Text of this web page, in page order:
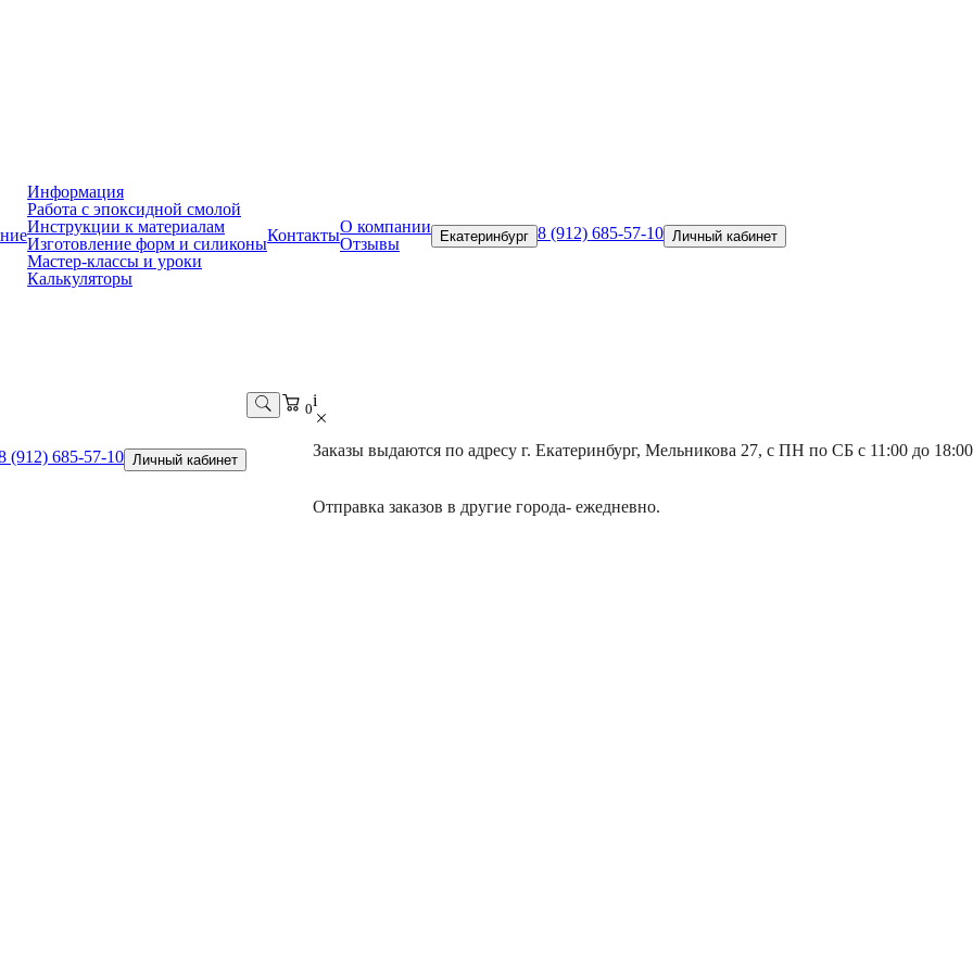
Информация
Работа с эпоксидной смолой
Инструкции к материалам
Изготовление форм и силиконы
Мастер-классы и уроки
Калькуляторы
КонтактыО компании
Отзывы
Екатеринбург 8 (912) 685-57-10 Личный кабинет
(912) 685-57-10 Личный кабинет
0i
Заказы выдаются по адресу г. Екатеринбург, Мельникова 27, с ПН по СБ с 11:00 до 18:00
Отправка заказов в другие города- ежедневно.